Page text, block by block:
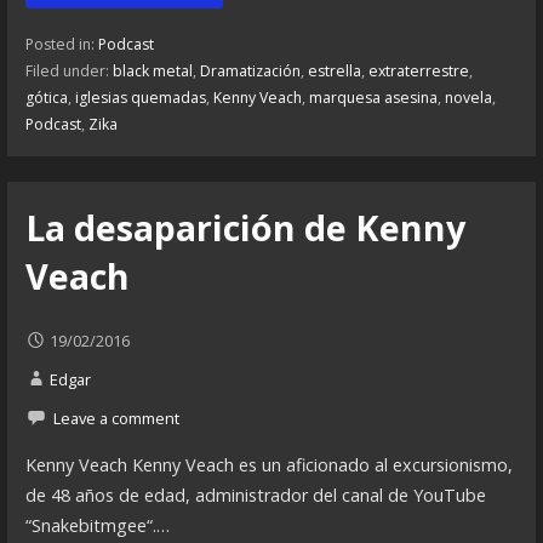
Posted in: Podcast
Filed under: black metal, Dramatización, estrella, extraterrestre,
gótica, iglesias quemadas, Kenny Veach, marquesa asesina, novela,
Podcast, Zika
La desaparición de Kenny
Veach
19/02/2016
Edgar
Leave a comment
Kenny Veach Kenny Veach es un aficionado al excursionismo,
de 48 años de edad, administrador del canal de YouTube
“Snakebitmgee“.…